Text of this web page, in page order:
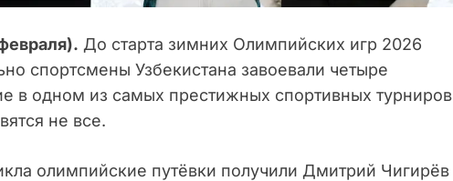
До старта зимних Олимпийских игр 2026
спортсмены Узбекистана завоевали четыре
в одном из самых престижных спортивных турниров
не все.
олимпийские путёвки получили Дмитрий Чигирёв